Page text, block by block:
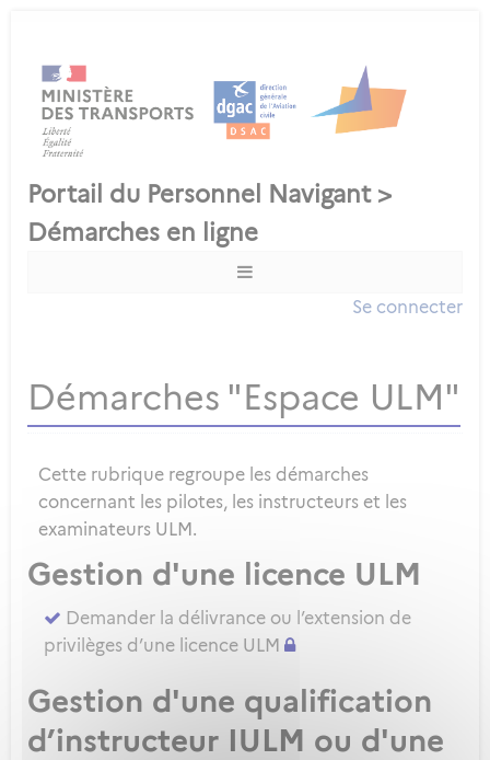
Se connecter
Démarches "Espace ULM"
Cette rubrique regroupe les démarches
concernant les pilotes, les instructeurs et les
examinateurs ULM.
Gestion d'une licence ULM
Demander la délivrance ou l’extension de
privilèges d’une licence ULM
Gestion d'une qualification
d’instructeur IULM ou d'une